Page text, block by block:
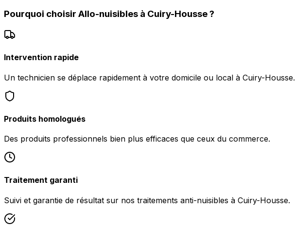
Pourquoi choisir Allo-nuisibles à Cuiry-Housse?
Intervention rapide
Un technicien se déplace rapidement à votre domicile ou local à Cuiry-Housse.
Produits homologués
Des produits professionnels bien plus efficaces que ceux du commerce.
Traitement garanti
Suivi et garantie de résultat sur nos traitements anti-nuisibles à Cuiry-Housse.